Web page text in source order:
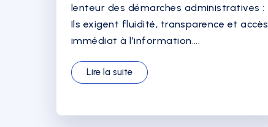
lenteur des démarches administratives :
Ils exigent fluidité, transparence et accès
immédiat à l’information....
Lire la suite